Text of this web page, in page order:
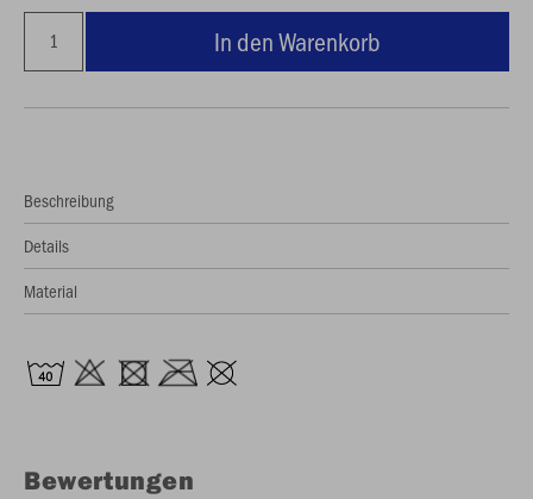
In den Warenkorb
Beschreibung
Details
Material
Bewertungen